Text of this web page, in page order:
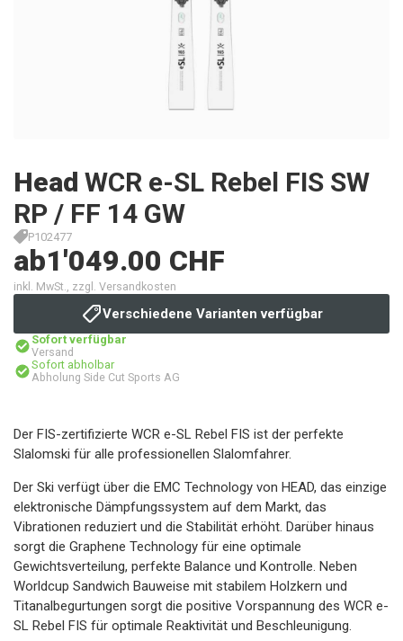
Head WCR e-SL Rebel FIS SW
RP / FF 14 GW
P102477
ab1'049.00 CHF
inkl. MwSt., zzgl. Versandkosten
Verschiedene Varianten verfügbar
Sofort verfügbar
Versand
Sofort abholbar
Abholung Side Cut Sports AG
Der FIS-zertifizierte WCR e-SL Rebel FIS ist der perfekte
Slalomski für alle professionellen Slalomfahrer.
Der Ski verfügt über die EMC Technology von HEAD, das einzige
elektronische Dämpfungssystem auf dem Markt, das
Vibrationen reduziert und die Stabilität erhöht. Darüber hinaus
sorgt die Graphene Technology für eine optimale
Gewichtsverteilung, perfekte Balance und Kontrolle. Neben
Worldcup Sandwich Bauweise mit stabilem Holzkern und
Titanalbegurtungen sorgt die positive Vorspannung des WCR e-
SL Rebel FIS für optimale Reaktivität und Beschleunigung.